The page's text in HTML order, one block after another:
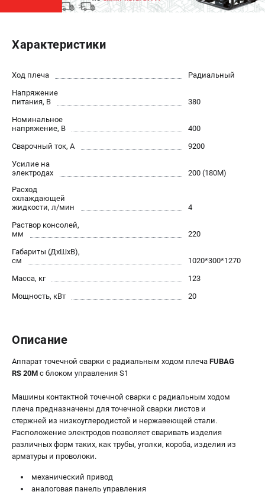
Генераторы бензиновые
Генераторы инверторные
Генераторы сварочные
ПОЛЕЗНЫЕ СТАТЬИ
Как выбрать бензопилу?
Как правильно выбрать генератор?
Как выбрать сварочный аппарат?
Аппараты контактной сварки
Сварочные полуавтоматы MIG/MAG
Сварочные аппараты TIG
+7 (812) 317-60-57
Информация размещённая на сайте не является публичной
проспект Александровской Фермы, 29АЛ
8 (812) 317-60-57
Режим работы колл-центра:
пн-пт - с 9:00 до 18:00
сб - с 10:00 до 16:00
ЗАКАЗ ЗАПЧАСТЕЙ
+7 (8112) 59-10-67
Характеристики
Ход плеча
Радиальный
Напряжение
питания, В
380
Номинальное
напряжение, В
400
Сварочный ток, А
9200
Усилие на
электродах
200 (180М)
Расход
охлаждающей
жидкости, л/мин
4
Раствор консолей,
мм
220
Габариты (ДхШхВ),
см
1020*300*1270
Масса, кг
123
Мощность, кВт
20
Описание
Аппарат точечной сварки c радиальным ходом плеча FUBAG
RS 20M с блоком управления S1
Машины контактной точечной сварки с радиальным ходом
плеча предназначены для точечной сварки листов и
стержней из низкоуглеродистой и нержавеющей стали.
Расположение электродов позволяет сваривать изделия
различных форм таких, как трубы, уголки, короба, изделия из
арматуры и проволоки.
механический привод
аналоговая панель управления